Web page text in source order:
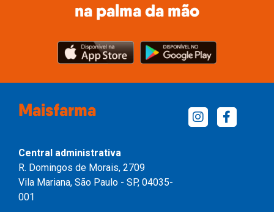
na palma da mão
Maisfarma
Central administrativa
R. Domingos de Morais, 2709
Vila Mariana, São Paulo - SP, 04035-
001